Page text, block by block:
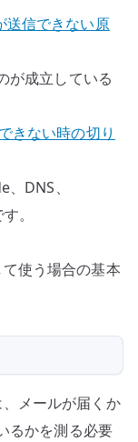
送信できない原
が成立している
ない時の切り
DNS、
。
使う場合の基本
メールが届くか
るかを測る必要